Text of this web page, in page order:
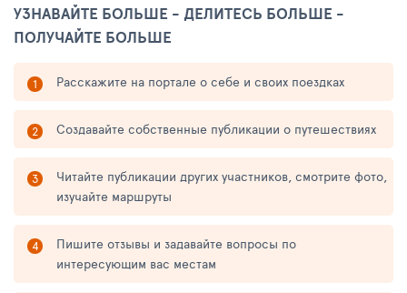
УЗНАВАЙТЕ БОЛЬШЕ - ДЕЛИТЕСЬ БОЛЬШЕ -
ПОЛУЧАЙТЕ БОЛЬШЕ
Расскажите на портале о себе и своих поездках
Создавайте собственные публикации о путешествиях
Читайте публикации других участников, смотрите фото,
изучайте маршруты
Пишите отзывы и задавайте вопросы по
интересующим вас местам